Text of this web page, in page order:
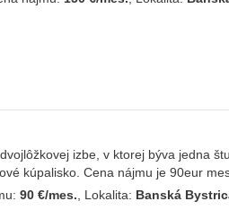
izbe, v ktorej býva jedna
kúpalisko. Cena nájmu je 90eur
90 €/mes., Lokalita: Banská